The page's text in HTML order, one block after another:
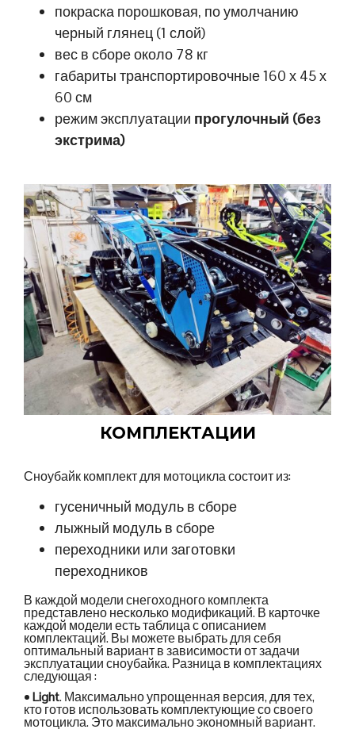
покраска порошковая, по умолчанию
черный глянец (1 слой)
вес в сборе около 78 кг
габариты транспортировочные 160 х 45 х
60 см
режим эксплуатации прогулочный (без
экстрима)
КОМПЛЕКТАЦИИ
Сноубайк комплект для мотоцикла состоит из:
гусеничный модуль в сборе
лыжный модуль в сборе
переходники или заготовки
переходников
В каждой модели снегоходного комплекта
представлено несколько модификаций. В карточке
каждой модели есть таблица с описанием
комплектаций. Вы можете выбрать для себя
оптимальный вариант в зависимости от задачи
эксплуатации сноубайка. Разница в комплектациях
следующая :
•Light. Максимально упрощенная версия, для тех,
кто готов использовать комплектующие со своего
мотоцикла. Это максимально экономный вариант.